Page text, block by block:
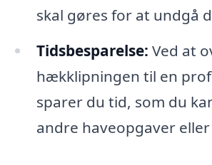
skal gøres for at undgå
Tidsbesparelse: Ved at
hækklipningen til en
sparer du tid, som du
andre haveopgaver